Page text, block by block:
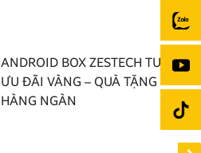
ANDROID BOX ZESTECH TUNG
ƯU ĐÃI VÀNG – QUÀ TẶNG
HÀNG NGÀN